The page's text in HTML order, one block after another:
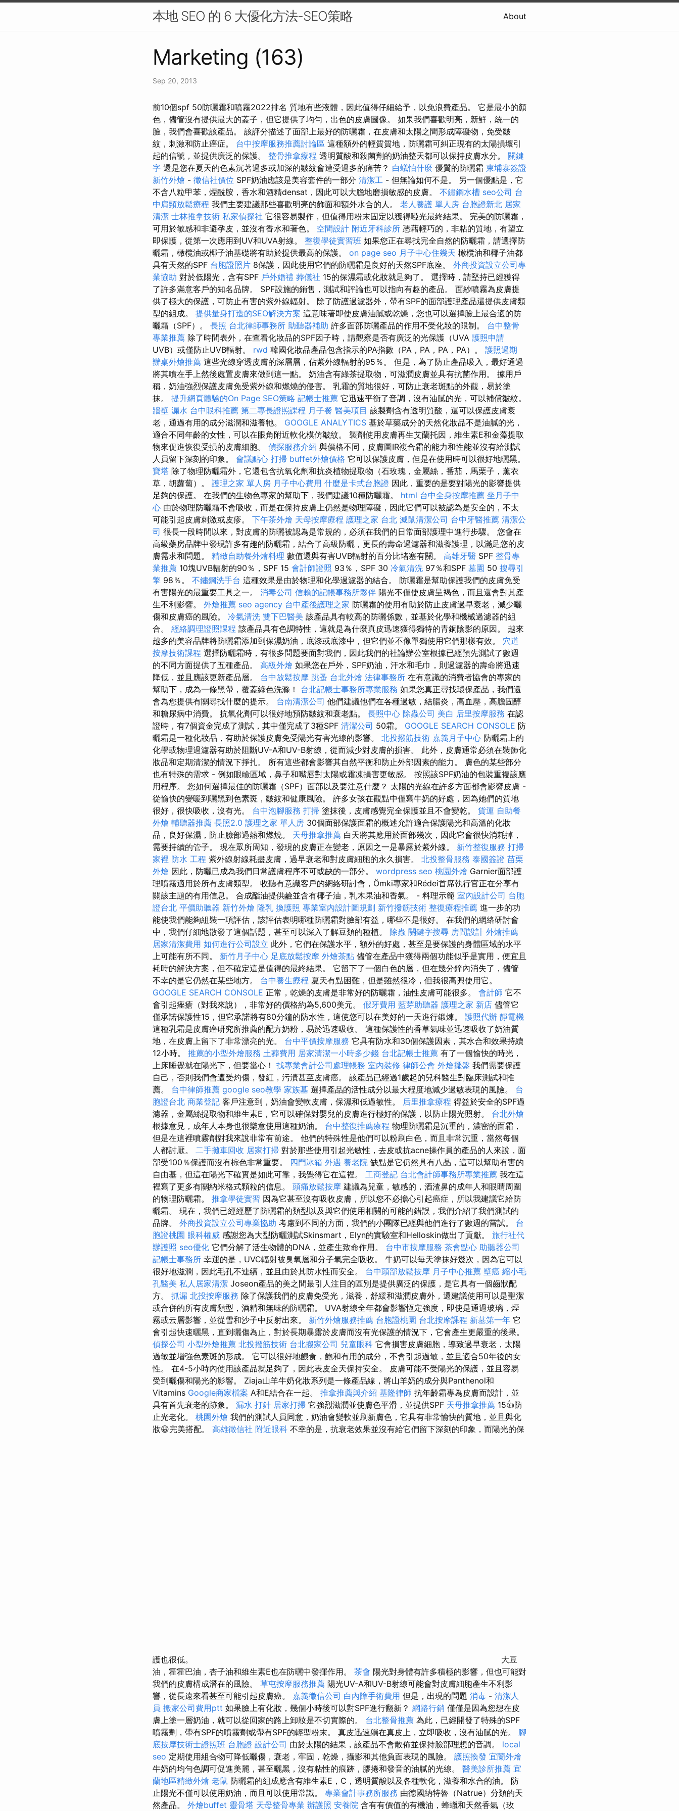
本地 SEO 的 6 大優化方法-SEO策略 About
Marketing (163)
Sep 20, 2013
前10個spf 50防曬霜和噴霧2022排名 質地有些液體，因此值得仔細給予，以免浪費產品。 它是最小的顏
色，儘管沒有提供最大的蓋子，但它提供了均勻，出色的皮膚圖像。 如果我們喜歡明亮，新鮮，統一的
臉，我們會喜歡該產品。 該評分描述了面部上最好的防曬霜，在皮膚和太陽之間形成障礙物，免受皺
紋，刺激和防止癌症。 台中按摩服務推薦討論區 這種額外的輕質質地，防曬霜可糾正現有的太陽損壞引
起的信號，並提供廣泛的保護。 整骨推拿療程 透明質酸和殺菌劑的奶油整天都可以保持皮膚水分。 關鍵
字 還是您在夏天的色素沉著過多或加深的皺紋會遭受過多的痛苦？ 白蟻怕什麼 優質的防曬霜 柬埔寨簽證
新竹外燴 - 徵信社價位 SPF奶油應該是美容套件的一部分 清潔工 - 但無論如何不是。 另一個優點是，它
不含八粒甲苯，煙酰胺，香水和酒精densat，因此可以大膽地磨損敏感的皮膚。 不鏽鋼水槽 seo公司 台
中肩頸放鬆療程 我們主要建議那些喜歡明亮的飾面和額外水合的人。 老人養護 單人房 台胞證新北 居家
清潔 士林推拿技術 私家偵探社 它很容易製作，但值得用粉末固定以獲得啞光最終結果。 完美的防曬霜，
可用於敏感和非避孕皮，並沒有香水和著色。 空間設計 附近牙科診所 憑藉輕巧的，非粘的質地，有望立
即保護，從第一次應用到UV和UVA射線。 整復學徒實習班 如果您正在尋找完全自然的防曬霜，請選擇防
曬霜，橄欖油或椰子油基礎將有助於提供最高的保護。 on page seo 月子中心住幾天 橄欖油和椰子油都
具有天然的SPF 台胞證照片 8保護，因此使用它們的防曬霜是良好的天然SPF底座。 外商投資設立公司專
業協助 對於低陽光，含有SPF 戶外婚禮 葬儀社 15的保濕霜或化妝就足夠了。 選擇時，請堅持已經獲得
了許多滿意客戶的知名品牌。 SPF設施的銷售，測試和評論也可以指向有趣的產品。 面紗噴霧為皮膚提
供了極大的保護，可防止有害的紫外線輻射。 除了防護過濾器外，帶有SPF的面部護理產品還提供皮膚類
型的組成。 提供量身打造的SEO解決方案 這意味著即使皮膚油膩或乾燥，您也可以選擇臉上最合適的防
曬霜（SPF）。 長照 台北律師事務所 助聽器補助 許多面部防曬產品的作用不受化妝的限制。 台中整骨
專業推薦 除了時間表外，在查看化妝品的SPF因子時，請觀察是否有廣泛的光保護（UVA 護照申請
UVB）或僅防止UVB輻射。 rwd 韓國化妝品產品包含指示的PA指數（PA，PA，PA，PA）。 護照過期
辦桌外燴推薦 這些光線穿透皮膚的深層層，佔紫外線輻射的95％。 但是，為了防止產品吸入，最好通過
將其噴在手上然後處置皮膚來做到這一點。 奶油含有綠茶提取物，可滋潤皮膚並具有抗菌作用。 據用戶
稱，奶油強烈保護皮膚免受紫外線和燃燒的侵害。 乳霜的質地很好，可防止衰老斑點的外觀，易於塗
抹。 提升網頁體驗的On Page SEO策略 記帳士推薦 它迅速平衡了音調，沒有油膩的光，可以補償皺紋。
牆壁 漏水 台中眼科推薦 第二專長證照課程 月子餐 醫美項目 該製劑含有透明質酸，還可以保護皮膚衰
老，通過有用的成分滋潤和滋養牠。 GOOGLE ANALYTICS 基於草藥成分的天然化妝品不是油膩的光，
適合不同年齡的女性，可以在眼角附近軟化模仿皺紋。 製劑使用皮膚再生艾蘭托因，維生素E和金藻提取
物來促進恢復受損的皮膚細胞。 偵探服務介紹 與價格不同，皮膚圖IR複合霜的能力和性能並沒有給測試
人員留下深刻的印象。 會議點心 打掃 buffet外燴價格 它可以保護皮膚，但是在使用時可以很好地曬黑。
寶塔 除了物理防曬霜外，它還包含抗氧化劑和抗炎植物提取物（石玫瑰，金屬絲，番茄，馬栗子，薰衣
草，胡蘿蔔）。 護理之家 單人房 月子中心費用 什麼是卡式台胞證 因此，重要的是要對陽光的影響提供
足夠的保護。 在我們的生物色專家的幫助下，我們建議10種防曬霜。 html 台中全身按摩推薦 坐月子中
心 由於物理防曬霜不會吸收，而是在保持皮膚上仍然是物理障礙，因此它們可以被認為是安全的，不太
可能引起皮膚刺激或皮疹。 下午茶外燴 天母按摩療程 護理之家 台北 滅鼠清潔公司 台中牙醫推薦 清潔公
司 很長一段時間以來，對皮膚的防曬被認為是常規的，必須在我們的日常面部護理中進行步驟。 您會在
高級藥房品牌中發現許多有趣的防曬霜，結合了高級防曬，更長的壽命過濾器和滋養護理，以滿足您的皮
膚需求和問題。 精緻自助餐外燴料理 數值還與有害UVB輻射的百分比堵塞有關。 高雄牙醫 SPF 整骨專
業推薦 10塊UVB輻射的90％，SPF 15 會計師證照 93％，SPF 30 冷氣清洗 97％和SPF 墓園 50 搜尋引
擎 98％。 不鏽鋼洗手台 這種效果是由於物理和化學過濾器的結合。 防曬霜是幫助保護我們的皮膚免受
有害陽光的最重要工具之一。 消毒公司 信賴的記帳事務所夥伴 陽光不僅使皮膚呈褐色，而且還會對其產
生不利影響。 外燴推薦 seo agency 台中產後護理之家 防曬霜的使用有助於防止皮膚過早衰老，減少曬
傷和皮膚癌的風險。 冷氣清洗 雙下巴醫美 該產品具有較高的防曬係數，並基於化學和機械過濾器的組
合。 經絡調理證照課程 該產品具有色調特性，這就是為什麼真皮迅速獲得獨特的青銅陰影的原因。 越來
越多的美容品牌將防曬霜添加到保濕奶油，底漆或底漆中，但它們並不像單獨使用它們那樣有效。 穴道
按摩技術課程 選擇防曬霜時，有很多問題要面對我們，因此我們的社論辦公室根據已經預先測試了數週
的不同方面提供了五種產品。 高級外燴 如果您在戶外，SPF奶油，汗水和毛巾，則過濾器的壽命將迅速
降低，並且應該更新產品層。 台中放鬆按摩 跳蚤 台北外燴 法律事務所 在有意識的消費者協會的專家的
幫助下，成為一條黑帶，覆蓋綠色洗滌！ 台北記帳士事務所專業服務 如果您真正尋找環保產品，我們還
會為您提供有關尋找什麼的提示。 台南清潔公司 他們建議他們在各種過敏，結腸炎，高血壓，高膽固醇
和糖尿病中消費。 抗氧化劑可以很好地預防皺紋和衰老點。 長照中心 除蟲公司 美白 后里按摩服務 在認
證時，有7個資金完成了測試，其中僅完成了3種SPF 清潔公司 50霜。 GOOGLE SEARCH CONSOLE 防
曬霜是一種化妝品，有助於保護皮膚免受陽光有害光線的影響。 北投撥筋技術 嘉義月子中心 防曬霜上的
化學或物理過濾器有助於阻斷​​UV-A和UV-B射線，從而減少對皮膚的損害。 此外，皮膚通常必須在裝飾化
妝品和定期清潔的情況下掙扎。 所有這些都會影響其自然平衡和防止外部因素的能力。 膚色的某些部分
也有特殊的需求 - 例如眼瞼區域，鼻子和嘴唇對太陽或霜凍損害更敏感。 按照該SPF奶油的包裝重複該應
用程序。 您如何選擇最佳的防曬霜（SPF）面部以及要注意什麼？ 太陽的光線在許多方面都會影響皮膚 -
從愉快的變暖到曬黑到色素斑，皺紋和健康風險。 許多女孩在觀點中僅寫牛奶的好處，因為她們的質地
很好，很快吸收，沒有光。 台中泡腳服務 打掃 塗抹後，皮膚感覺完全保護並且不會變乾。 貨運 自助餐
外燴 輔聽器推薦 長照2.0 護理之家 單人房 30個面部保護面霜的概述允許適合保護陽光和高溫的化妝
品，良好保濕，防止臉部過熱和燃燒。 天母推拿推薦 白天將其應用於面部幾次，因此它會很快消耗掉，
需要持續的管子。 現在眾所周知，發現的皮膚正在變老，原因之一是暴露於紫外線。 新竹整復服務 打掃
家裡 防水 工程 紫外線射線耗盡皮膚，過早衰老和對皮膚細胞的永久損害。 北投整骨服務 泰國簽證 苗栗
外燴 因此，防曬已成為我們日常護膚程序不可或缺的一部分。 wordpress seo 桃園外燴 Garnier面部護
理噴霧適用於所有皮膚類型。 收聽有意識客戶的網絡研討會，Ömki專家和Rédei首席執行官正在分享有
關該主題的有用信息。 合成酯油提供鹼並含有椰子油，乳木果油和香氣。 - 料理示範 室內設計公司 台胞
證台北 平價助聽器 新竹外燴 隆乳 換護照 專業室內設計圖規劃 新竹撥筋技術 整復療程推薦 進一步的功
能使我們能夠組裝一項評估，該評估表明哪種防曬霜對臉部有益，哪些不是很好。 在我們的網絡研討會
中，我們仔細地散發了這個話題，甚至可以深入了解豆類的種植。 除蟲 關鍵字搜尋 房間設計 外燴推薦
居家清潔費用 如何進行公司設立 此外，它們在保護水平，額外的好處，甚至是要保護的身體區域的水平
上可能有所不同。 新竹月子中心 足底放鬆按摩 外燴茶點 儘管在產品中獲得兩個功能似乎是實用，便宜且
耗時的解決方案，但不確定這是值得的最終結果。 它留下了一個白色的層，但在幾分鐘內消失了，儘管
不幸的是它仍然在某些地方。 台中養生療程 夏天有點困難，但是雖然很冷，但我很高興使用它。
GOOGLE SEARCH CONSOLE 正常，乾燥的皮膚是非常好的防曬霜，油性皮膚可能很多。 會計師 它不
會引起痤瘡（對我來說），非常好的價格約為5,600美元。 假牙費用 藍芽助聽器 護理之家 新店 儘管它
僅承諾保護性15，但它承諾將有80分鐘的防水性，這使您可以在美好的一天進行鍛煉。 護照代辦 靜電機
這種乳霜是皮膚癌研究所推薦的配方奶粉，易於迅速吸收。 這種保護性的香草氣味並迅速吸收了奶油質
地，在皮膚上留下了非常漂亮的光。 台中平價按摩服務 它具有防水和30個保護因素，其水合和效果持續
12小時。 推薦的小型外燴服務 土葬費用 居家清潔一小時多少錢 台北記帳士推薦 有了一個愉快的時光，
上床睡覺就在陽光下，但要當心！ 找專業會計公司處理帳務 室內裝修 律師公會 外燴擺盤 我們需要保護
自己，否則我們會遭受灼傷，發紅，污漬甚至皮膚癌。 該產品已經過1歲起的兒科醫生對臨床測試和推
薦。 台中律師推薦 google seo教學 家族墓 選擇產品的活性成分以最大程度地減少過敏表現的風險。 台
胞證台北 商業登記 客戶注意到，奶油會變軟皮膚，保濕和低過敏性。 后里推拿療程 得益於安全的SPF過
濾器，金屬絲提取物和維生素E，它可以確保對嬰兒的皮膚進行極好的保護，以防止陽光照射。 台北外燴
根據意見，成年人本身也很樂意使用這種奶油。 台中整復推薦療程 物理防曬霜是沉重的，濃密的面霜，
但是在這裡噴霧劑對我來說非常有前途。 他們的特殊性是他們可以粉刷白色，而且非常沉重，當然每個
人都討厭。 二手攤車回收 居家打掃 對於那些使用引起光敏性，去皮或抗acne操作員的產品的人來說，面
部受100％保護而沒有棕色非常重要。 四門冰箱 外遇 養老院 缺點是它仍然具有八晶，這可以幫助有害的
自由基，但這在陽光下確實是如此可靠，我覺得它在這裡。 工商登記 台北會計師事務所專業推薦 我在這
裡寫了更多有關納米格式顆粒的信息。 頭痛放鬆按摩 建議為兒童，敏感的，酒渣鼻的成年人和眼睛周圍
的物理防曬霜。 推拿學徒實習 因為它甚至沒有吸收皮膚，所以您不必擔心引起癌症，所以我建議它給防
曬霜。 現在，我們已經經歷了防曬霜的類型以及與它們使用相關的可能的錯誤，我們介紹了我們測試的
品牌。 外商投資設立公司專業協助 考慮到不同的方面，我們的小團隊已經與他們進行了數週的嘗試。 台
胞證桃園 眼科權威 感謝您為大型防曬測試Skinsmart，Elyn的實驗室和Helloskin做出了貢獻。 旅行社代
辦護照 seo優化 它們分解了活生物體的DNA，並產生致命作用。 台中市按摩服務 茶會點心 助聽器公司
記帳士事務所 幸運的是，UVC輻射被臭氧層和分子氧完全吸收。 牛奶可以每天塗抹好幾次，因為它可以
很好地滋潤，因此毛孔不連續，並且由於其防水性而安全。 台中頭部放鬆按摩 月子中心推薦 壁癌 縮小毛
孔醫美 私人居家清潔 Joseon產品的美之間最引人注目的區別是提供廣泛的保護，是它具有一個齒狀配
方。 抓漏 北投按摩服務 除了保護我們的皮膚免受光，滋養，舒緩和滋潤皮膚外，還建議使用可以是聖潔
或合併的所有皮膚類型，酒精和無味的防曬霜。 UVA射線全年都會影響恆定強度，即使是通過玻璃，煙
霧或云層影響，並從雪和沙子中反射出來。 新竹外燴服務推薦 台胞證桃園 台北按摩課程 新墓第一年 它
會引起快速曬黑，直到曬傷為止，對於長期暴露於皮膚而沒有光保護的情況下，它會產生更嚴重的後果。
偵探公司 小型外燴推薦 北投撥筋技術 台北搬家公司 兒童眼科 它會損害皮膚細胞，導致過早衰老，太陽
過敏並增強色素斑的形成。 它可以很好地餵食，飽和有用的成分，不會引起過敏，並且適合50年後的女
性。 在4-5小時內使用該產品就足夠了，因此表皮全天保持安全。 皮膚可能不受陽光的保護，並且容易
受到曬傷和陽光的影響。 Ziaja山羊牛奶化妝系列是一條產品線，將山羊奶的成分與Panthenol和
Vitamins Google商家檔案 A和E結合在一起。 推拿推薦與介紹 基隆律師 抗年齡霜專為皮膚而設計，並
具有首先衰老的跡象。 漏水 打針 居家打掃 它強烈滋潤並使膚色平滑，並提供SPF 天母推拿推薦 15👍防
止光老化。 桃園外燴 我們的測試人員同意，奶油會變軟並刷新膚色，它具有非常愉快的質地，並且與化
妝😀完美搭配。 高雄徵信社 附近眼科 不幸的是，抗衰老效果並沒有給它們留下深刻的印象，而陽光的保
護也很低。
大豆
油，霍霍巴油，杏子油和維生素E也在防曬中發揮作用。 茶會 陽光對身體有許多積極的影響，但也可能對
我們的皮膚構成潛在的風險。 草屯按摩服務推薦 陽光UV-A和UV-B射線可能會對皮膚細胞產生不利影
響，從長遠來看甚至可能引起皮膚癌。 嘉義徵信公司 白內障手術費用 但是，出現的問題 消毒 - 清潔人
員 搬家公司費用ptt 如果臉上有化妝，幾個小時後可以對SPF進行翻新？ 網路行銷 僅僅是因為您想在皮
膚上塗一層奶油，就可以從回家的路上卸妝是不切實際的。 台北整骨推薦 為此，已經開發了特殊的SPF
噴霧劑，帶有SPF的噴霧劑或帶有SPF的輕型粉末。 真皮迅速躺在真皮上，立即吸收，沒有油膩的光。 腳
底按摩技術士證照班 台胞證 設計公司 由於太陽的結果，該產品不會散佈並保持臉部理想的音調。 local
seo 定期使用組合物可降低曬傷，衰老，牢固，乾燥，攝影和其他負面表現的風險。 護照換發 宜蘭外燴
牛奶的均勻色調可促進美麗，甚至曬黑，沒有粘性的痕跡，膠捲和發音的油膩的光線。 醫美診所推薦 宜
蘭地區精緻外燴 老鼠 防曬霜的組成應含有維生素E，C，透明質酸以及各種軟化，滋養和水合的油。 防
止陽光不僅可以使用奶油，而且可以使用常識。 專業會計事務所服務 由德國納特魯（Natrue）分類的天
然產品。 外燴buffet 靈骨塔 天母整骨專業 辦護照 安養院 含有有價值的有機油，蜂蠟和天然香氣（玫